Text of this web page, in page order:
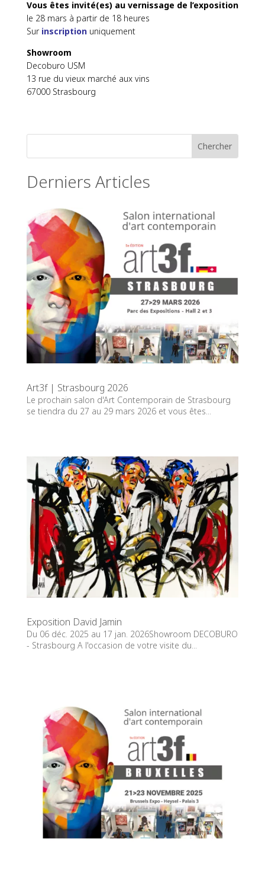
Vous êtes invité(es) au vernissage de l’exposition
le 28 mars à partir de 18 heures
Sur inscriptionuniquement
Showroom
Decoburo USM
13 rue du vieux marché aux vins
67000 Strasbourg
Derniers Articles
Art3f | Strasbourg 2026
Le prochain salon d'Art Contemporain de Strasbourg
se tiendra du 27 au 29 mars 2026 et vous êtes...
Exposition David Jamin
Du 06 déc. 2025 au 17 jan. 2026Showroom DECOBURO
- Strasbourg A l'occasion de votre visite du...